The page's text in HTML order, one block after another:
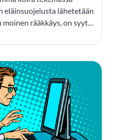
eläinsuojelusta lähetetään
rääkkäys, on syytä
ole yhdistystä?